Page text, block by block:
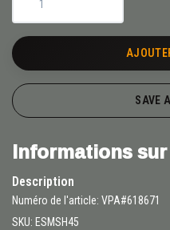
SAVE
Informations
Description
Numéro de l'article: VPA#618671
SKU: ESMSH45